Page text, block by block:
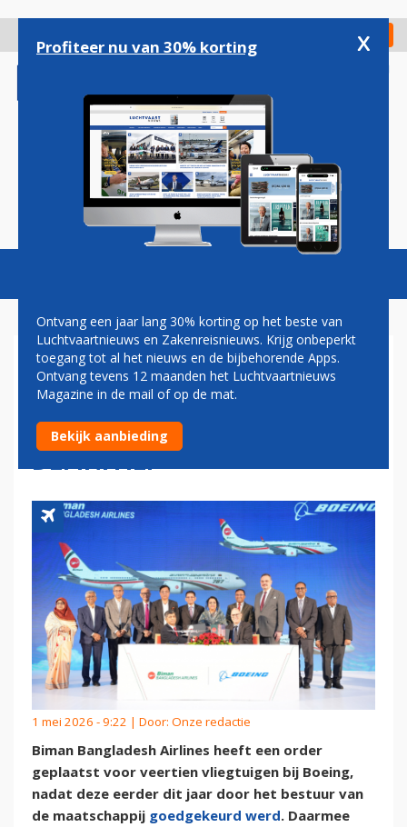
gaan
Check in
Magazine Podcasts Vacatures
BIMAN BANGLADESH MAAKT
BESTELLING BIJ BOEING
VOOR VEERTIEN TOESTELLEN
DEFINITIEF
1 mei 2026 - 9:22 | Door: Onze redactie
Biman Bangladesh Airlines heeft een order
geplaatst voor veertien vliegtuigen bij Boeing,
nadat deze eerder dit jaar door het bestuur van
de maatschappij goedgekeurd werd. Daarmee
Profiteer nu van 30% korting x
Ontvang een jaar lang 30% korting op het beste van
Luchtvaartnieuws en Zakenreisnieuws. Krijg onbeperkt
toegang tot al het nieuws en de bijbehorende Apps.
Ontvang tevens 12 maanden het Luchtvaartnieuws
Magazine in de mail of op de mat.
Bekijk aanbieding